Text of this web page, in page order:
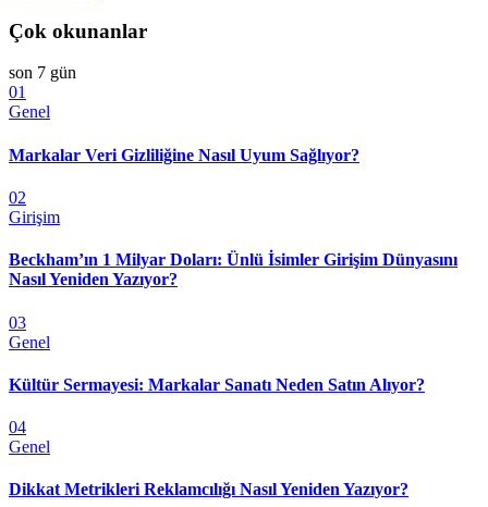
Çok okunanlar
son 7 gün
01
Genel
Markalar Veri Gizliliğine Nasıl Uyum Sağlıyor?
02
Girişim
Beckham’ın 1 Milyar Doları: Ünlü İsimler Girişim Dünyasını
Nasıl Yeniden Yazıyor?
03
Genel
Kültür Sermayesi: Markalar Sanatı Neden Satın Alıyor?
04
Genel
Dikkat Metrikleri Reklamcılığı Nasıl Yeniden Yazıyor?